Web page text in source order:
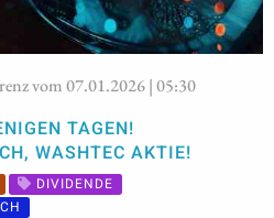
vom 07.01.2026 | 05:30
TAGEN!
WASHTEC AKTIE!
DIVIDENDE